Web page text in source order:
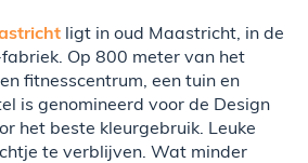
ligt in oud Maastricht, in de
Op 800 meter van het
fitnesscentrum, een tuin en
is genomineerd voor de Design
het beste kleurgebruik. Leuke
te verblijven. Wat minder